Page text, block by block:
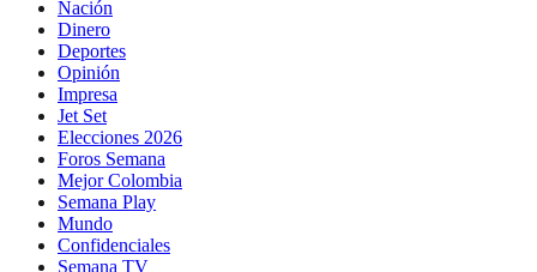
Nación
Dinero
Deportes
Opinión
Impresa
Jet Set
Elecciones 2026
Foros Semana
Mejor Colombia
Semana Play
Mundo
Confidenciales
Semana TV